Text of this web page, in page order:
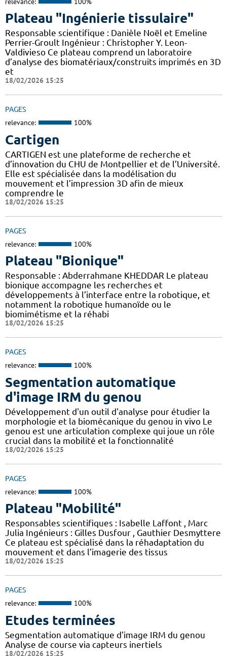
Plateau "Ingénierie tissulaire"
Responsable scientifique : Danièle Noël et Emeline
Perrier-Groult Ingénieur : Christopher Y. Leon-
Valdivieso Ce plateau comprend un laboratoire
d’analyse des biomatériaux/construits imprimés en 3D
et
18/02/2026 15:25
PAGES
relevance: 100%
Cartigen
CARTIGEN est une plateforme de recherche et
d’innovation du CHU de Montpellier et de l’Université.
Elle est spécialisée dans la modélisation du
mouvement et l’impression 3D afin de mieux
comprendre le
18/02/2026 15:25
PAGES
relevance: 100%
Plateau "Bionique"
Responsable : Abderrahmane KHEDDAR Le plateau
bionique accompagne les recherches et
développements à l’interface entre la robotique, et
notamment la robotique humanoïde ou le
biomimétisme et la réhabi
18/02/2026 15:25
PAGES
relevance: 100%
Segmentation automatique
d'image IRM du genou
Développement d'un outil d'analyse pour étudier la
morphologie et la biomécanique du genou in vivo Le
genou est une articulation complexe qui joue un rôle
crucial dans la mobilité et la fonctionnalité
18/02/2026 15:25
PAGES
relevance: 100%
Plateau "Mobilité"
Responsables scientifiques : Isabelle Laffont , Marc
Julia Ingénieurs : Gilles Dusfour , Gauthier Desmyttere
Ce plateau est spécialisé dans la réhadaptation du
mouvement et dans l’imagerie des tissus
18/02/2026 15:25
PAGES
relevance: 100%
Etudes terminées
Segmentation automatique d'image IRM du genou
Analyse de course via capteurs inertiels
18/02/2026 15:25